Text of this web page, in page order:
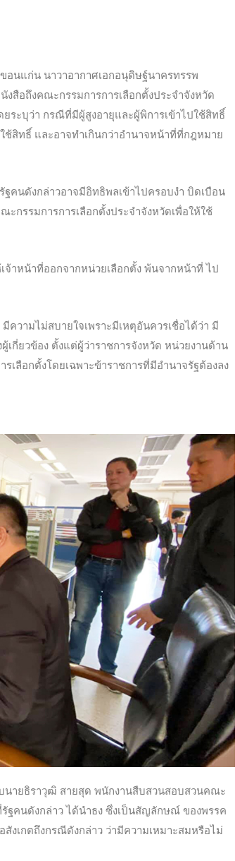
อนแก่น นาวาอากาศเอกอนุดิษฐ์นาครทรรพ
สือถึงคณะกรรมการการเลือกตั้งประจำจังหวัด
ระบุว่า กรณีที่มีผู้สูงอายุและผู้พิการเข้าไปใช้สิทธิ์
ช้สิทธิ์ และอาจทำเกินกว่าอำนาจหน้าที่ที่กฎหมาย
ฐคนดังกล่าวอาจมีอิทธิพลเข้าไปครอบงำ บิดเบือน
ะกรรมการการเลือกตั้งประจำจังหวัดเพื่อให้ใช้
าหน้าที่ออกจากหน่วยเลือกตั้ง พ้นจากหน้าที่ ไป
ความไม่สบายใจเพราะมีเหตุอันควรเชื่อได้ว่า มี
เกี่ยวข้อง ตั้งแต่ผู้ว่าราชการจังหวัด หน่วยงานด้าน
เลือกตั้งโดยเฉพาะข้าราชการที่มีอำนาจรัฐต้องลง
นายธิราวุฒิ สายสุด พนักงานสืบสวนสอบสวนคณะ
ฐคนดังกล่าว ได้นำธง ซึ่งเป็นสัญลักษณ์ ของพรรค
งเกตถึงกรณีดังกล่าว ว่ามีความเหมาะสมหรือไม่